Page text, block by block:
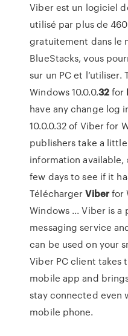
Viber est un logiciel
utilisé par plus de
gratuitement dans le
BlueStacks, vous
sur un PC et l’utiliser.
Windows 10.0.0.32for
have any change log
10.0.0.32 of Viber for
publishers take a
information available,
few days to see if it
TéléchargerViberfor
Windows ... Viber is a
messaging service
can be used on your
Viber PC client takes
mobile app and
stay connected even
mobile phone.